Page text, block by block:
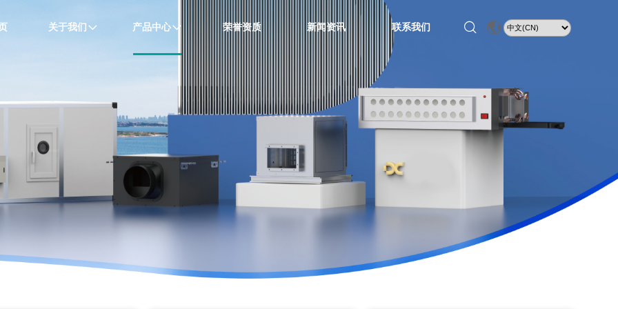
关于我们 产品中心 荣誉资质 新闻资讯 联系我们